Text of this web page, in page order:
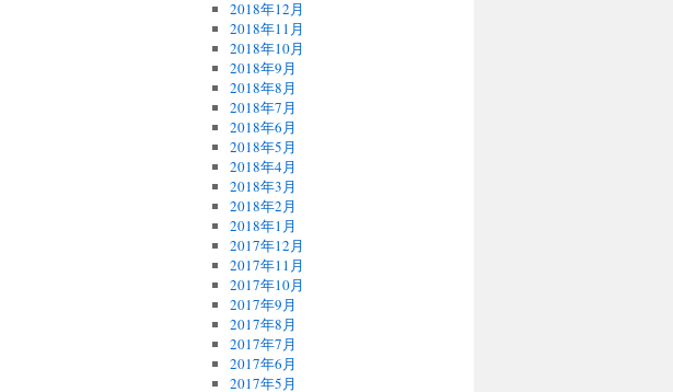
2018年12月
2018年11月
2018年10月
2018年9月
2018年8月
2018年7月
2018年6月
2018年5月
2018年4月
2018年3月
2018年2月
2018年1月
2017年12月
2017年11月
2017年10月
2017年9月
2017年8月
2017年7月
2017年6月
2017年5月